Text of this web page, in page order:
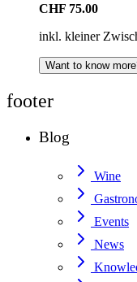
CHF 75.00
inkl. kleiner
Want to know
footer
Blog
Wine
Events
News